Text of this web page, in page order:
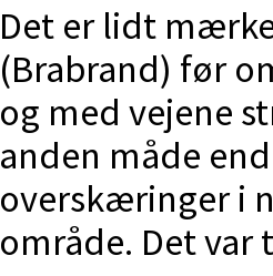
Det er lidt
(Brabrand) før
og med vejene
anden måde
overskæringer i
område. Det